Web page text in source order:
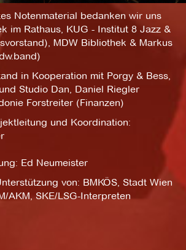
Notenmaterial bedanken wir uns
im Rathaus, KUG - Institut 8 Jazz &
MDW Bibliothek & Markus
in Kooperation mit Porgy & Bess,
Studio Dan, Daniel Riegler
Forstreiter (Finanzen)
und Koordination:
Ed Neumeister
von: BMKÖS, Stadt Wien
AKM, SKE/LSG-Interpreten